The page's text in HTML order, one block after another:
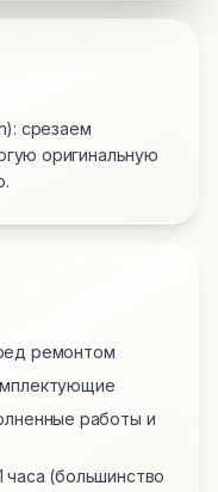
срезаем
оригинальную
ремонтом
работы и
(большинство